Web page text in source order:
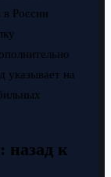
России
указывает на
назад к